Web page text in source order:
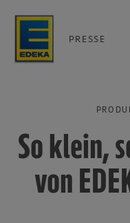
PRESSE
So klein,
von